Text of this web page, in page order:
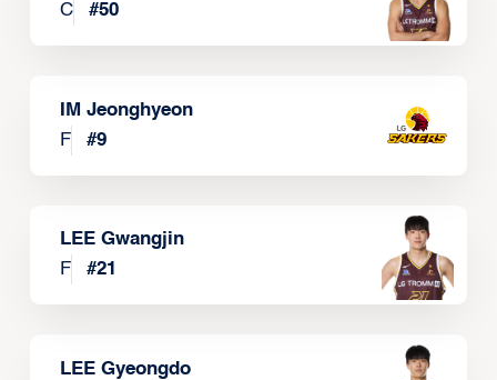
C
#50
IM Jeonghyeon
F
#9
LEE Gwangjin
F
#21
LEE Gyeongdo